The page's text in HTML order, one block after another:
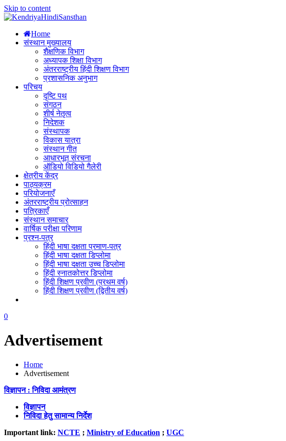
Skip to content
Home
संस्थान मुख्यालय
शैक्षणिक विभाग
अध्यापक शिक्षा विभाग
अंतरराष्ट्रीय हिंदी शिक्षण विभाग
प्रशासनिक अनुभाग
परिचय
दृष्टि पथ
संगठन
शीर्ष नेतृत्व
निदेशक
संस्थापक
विकास यात्रा
संस्थान गीत
आधारभूत संरचना
ऑडियो विडियो गैलेरी
क्षेत्रीय केंद्र
पाठ्यक्रम
परियोजनाएँ
अंतरराष्ट्रीय प्रोत्साहन
पत्रिकाएँ
संस्थान समाचार
वार्षिक परीक्षा परिणाम
प्रश्न-पत्र
हिंदी भाषा दक्षता प्रमाण-पत्र
हिंदी भाषा दक्षता डिप्लोमा
हिंदी भाषा दक्षता उच्च डिप्लोमा
हिंदी स्नातकोत्तर डिप्लोमा
हिंदी शिक्षण प्रवीण (प्रथम वर्ष)
हिंदी शिक्षण प्रवीण (द्वितीय वर्ष)
0
Advertisement
Home
Advertisement
विज्ञापन : निविदा आमंत्रण
विज्ञापन
निविदा हेतु सामान्य निर्देश
Important link: NCTE ; Ministry of Education ; UGC